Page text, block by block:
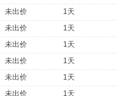
未出价
1天
未出价
1天
未出价
1天
未出价
1天
未出价
1天
未出价
1天